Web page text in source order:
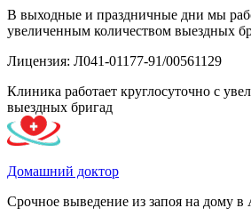
В выходные и праздничные дни мы
увеличенным количеством выездных
Лицензия: Л041-01177-91/00561129
Клиника работает круглосуточно с
выездных бригад
Домашний доктор
Срочное выведение из запоя на дому в